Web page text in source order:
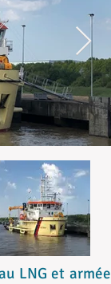
LNG et armée